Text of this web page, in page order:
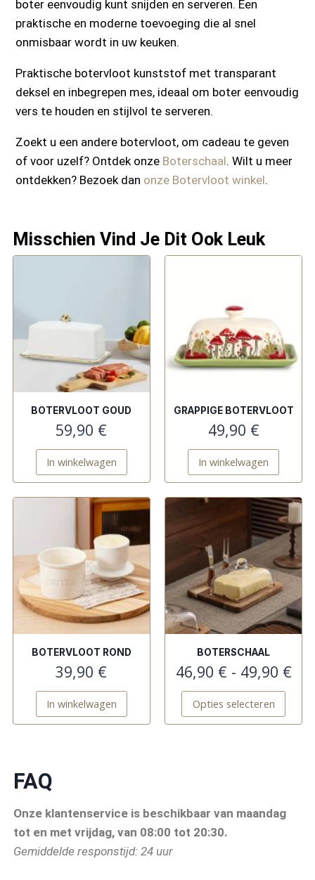
boter eenvoudig kunt snijden en serveren. Een
praktische en moderne toevoeging die al snel
onmisbaar wordt in uw keuken.
Praktische botervloot kunststof met transparant
deksel en inbegrepen mes, ideaal om boter eenvoudig
vers te houden en stijlvol te serveren.
Zoekt u een andere botervloot, om cadeau te geven
of voor uzelf? Ontdek onze Boterschaal. Wilt u meer
ontdekken? Bezoek dan onze Botervloot winkel.
Misschien Vind Je Dit Ook Leuk
BOTERVLOOT GOUD
59,90 €
In winkelwagen
GRAPPIGE BOTERVLOOT
49,90 €
In winkelwagen
BOTERVLOOT ROND
39,90 €
In winkelwagen
BOTERSCHAAL
46,90 € - 49,90 €
Opties selecteren
FAQ
Onze klantenservice is beschikbaar van maandag
tot en met vrijdag, van 08:00 tot 20:30.
Gemiddelde responstijd: 24 uur